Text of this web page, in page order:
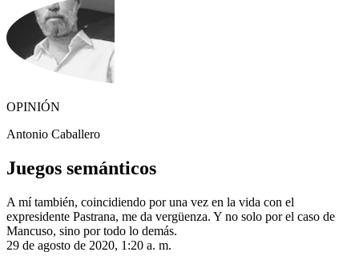
OPINIÓN
Antonio Caballero
Juegos semánticos
A mí también, coincidiendo por una vez en la vida con el
expresidente Pastrana, me da vergüenza. Y no solo por el caso de
Mancuso, sino por todo lo demás.
29 de agosto de 2020, 1:20 a. m.